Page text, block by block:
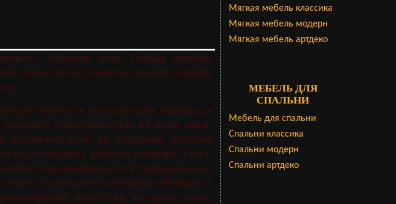
хороший вкус. Самым лучшим
лучше всего создать своему ребенку
является итальянская мебельная
большой популярностью во всем мире,
исключительно на создании детской
подарит ребенку комфорт и уют.
мебели придерживается традиционных
стилю. Специалисты фабрики обладают
искусства, которые очень
Мягкая мебель классика
Мягкая мебель модерн
Мягкая мебель артдеко
МЕБЕЛЬ ДЛЯ
СПАЛЬНИ
Мебель для спальни
Cпальни классика
Спальни модерн
Спальни артдеко